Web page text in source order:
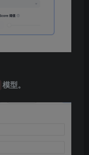
模型。